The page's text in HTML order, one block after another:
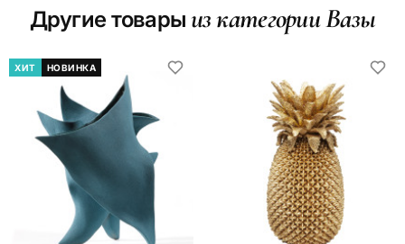
Другие товары из категории Вазы
ХИТ НОВИНКА